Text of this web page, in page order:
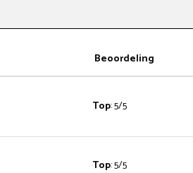
Beoordeling
Top: 5/5
Top: 5/5